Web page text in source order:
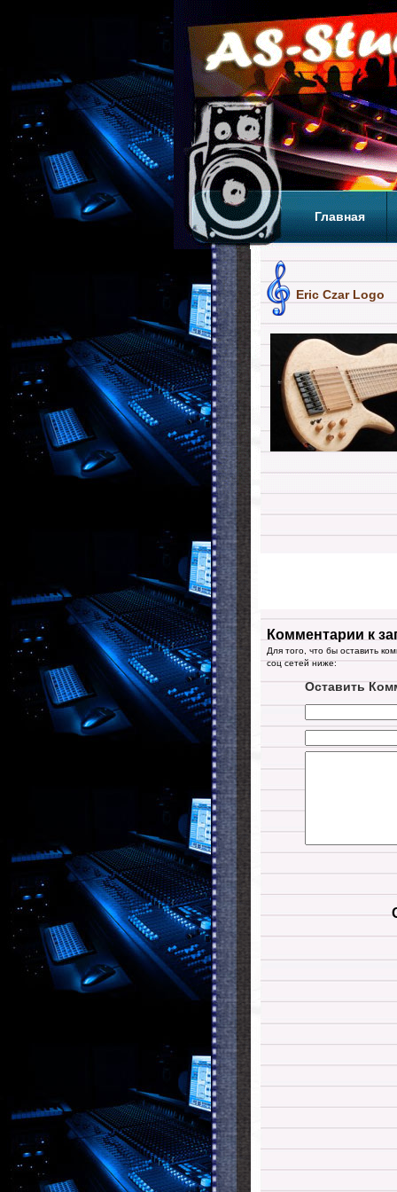
Главная
Eric Czar Logo
Комментарии к
Для того, что бы оставить
соц сетей ниже:
Оставить